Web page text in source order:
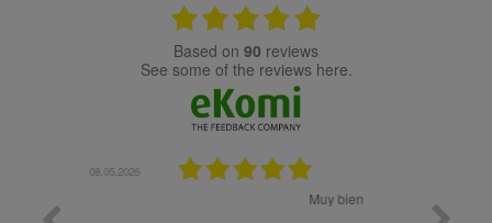
based on 90 reviews
see some of the reviews here.